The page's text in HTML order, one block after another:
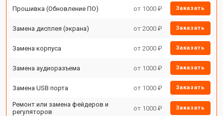
Прошивка (Обновление ПО) от 1000 ₽ Заказать
Замена дисплея (экрана) от 2000 ₽ Заказать
Замена корпуса от 2000 ₽ Заказать
Замена аудиоразъема от 1000 ₽ Заказать
Замена USB порта от 1000 ₽ Заказать
Ремонт или замена фейдеров и
регуляторов
от 1000 ₽ Заказать